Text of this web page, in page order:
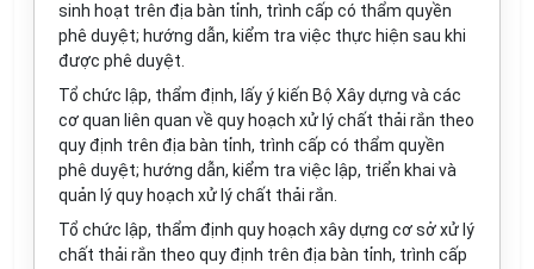
sinh hoạt trên địa bàn tỉnh, trình cấp có thẩm quyền
phê duyệt; hướng dẫn, kiểm tra việc thực hiện sau khi
được phê duyệt.
Tổ chức lập, thẩm định, lấy ý kiến Bộ Xây dựng và các
cơ quan liên quan về quy hoạch xử lý chất thải rắn theo
quy định trên địa bàn tỉnh, trình cấp có thẩm quyền
phê duyệt; hướng dẫn, kiểm tra việc lập, triển khai và
quản lý quy hoạch xử lý chất thải rắn.
Tổ chức lập, thẩm định quy hoạch xây dựng cơ sở xử lý
chất thải rắn theo quy định trên địa bàn tỉnh, trình cấp